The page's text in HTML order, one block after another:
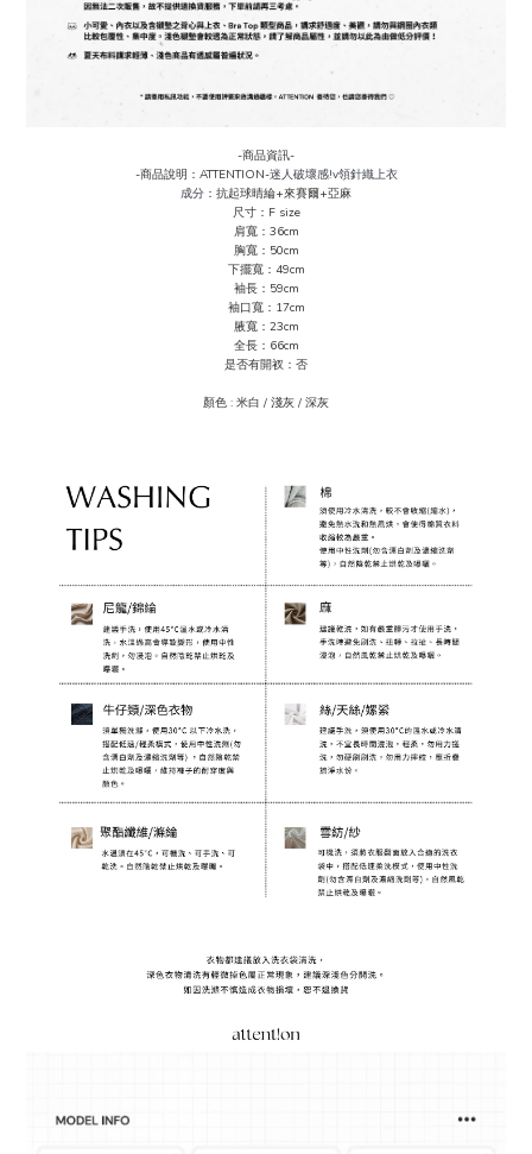
-商品資訊-
-商品說明：ATTENTION-迷人破壞感!v領針織上衣
成分 ：抗起球晴綸+來賽爾+亞麻
尺寸：F size
肩寬：36cm
胸寬：50cm
下擺寬：49cm
袖長：59cm
袖口寬：17cm
腋寬：23cm
全長：66cm
是否有開衩：否
顏色 : 米白 / 淺灰 / 深灰